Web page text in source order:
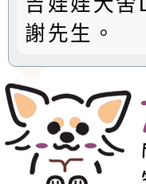
謝先生。